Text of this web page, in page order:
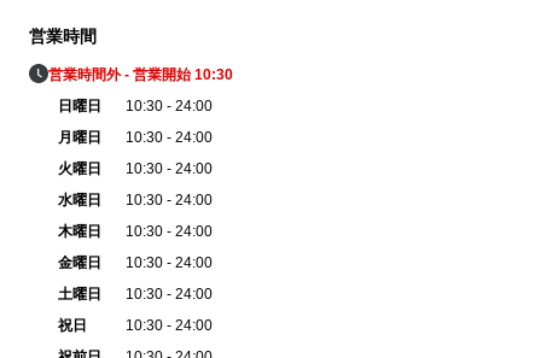
営業時間
営業時間外 - 営業開始 10:30
日曜日
10:30 - 24:00
月曜日
10:30 - 24:00
火曜日
10:30 - 24:00
水曜日
10:30 - 24:00
木曜日
10:30 - 24:00
金曜日
10:30 - 24:00
土曜日
10:30 - 24:00
祝日
10:30 - 24:00